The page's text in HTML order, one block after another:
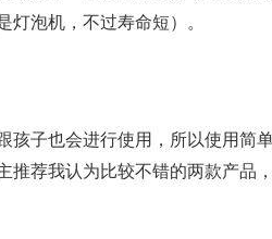
泡机，不过寿命短）。
孩子也会进行使用，所以使用简
推荐我认为比较不错的两款产品